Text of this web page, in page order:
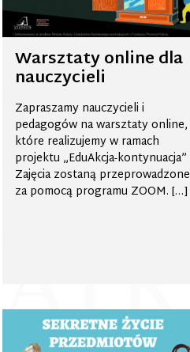
Warsztaty online dla
nauczycieli
Zapraszamy nauczycieli i
pedagogów na warsztaty online,
które realizujemy w ramach
projektu „EduAkcja-kontynuacja”
Zajęcia zostaną przeprowadzone
za pomocą programu ZOOM. […]